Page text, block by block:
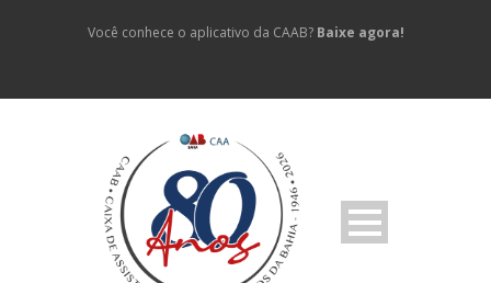
Você conhece o aplicativo da CAAB? Baixe agora!